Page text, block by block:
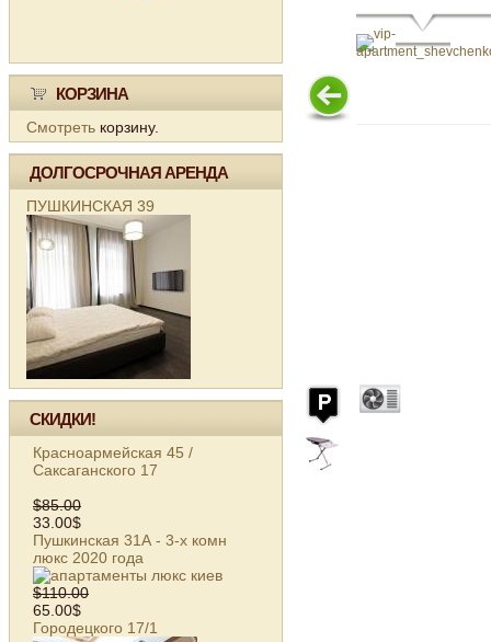
КОРЗИНА
Смотреть корзину.
ДОЛГОСРОЧНАЯ АРЕНДА
ПУШКИНСКАЯ 39
СКИДКИ!
Красноармейская 45 /
Саксаганского 17
$85.00
33.00$
Пушкинская 31А - 3-х комн
люкс 2020 года
$110.00
65.00$
Городецкого 17/1